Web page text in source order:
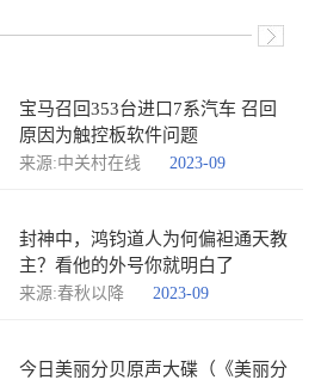
宝马召回353台进口7系汽车 召回
原因为触控板软件问题
来源:中关村在线 2023-09
封神中，鸿钧道人为何偏袒通天教
主？看他的外号你就明白了
来源:春秋以降 2023-09
今日美丽分贝原声大碟（《美丽分